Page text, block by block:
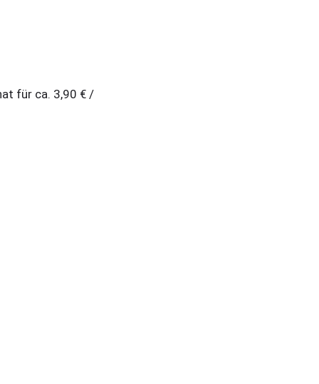
für ca. 3,90 € /